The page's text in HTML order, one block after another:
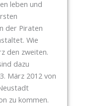
leben und
der Piraten
Wie
den zweiten.
dazu
März 2012 von
zu kommen.